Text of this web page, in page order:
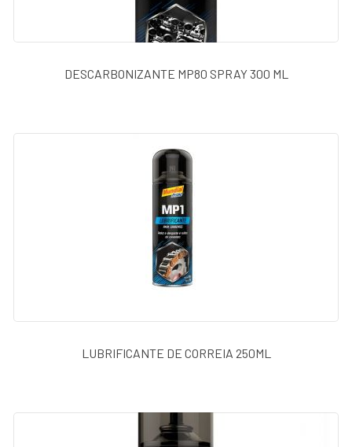
FERRAMENTAS
DESCARBONIZANTE MP80 SPRAY 300 ML
LUBRIFICANTE DE CORREIA 250ML